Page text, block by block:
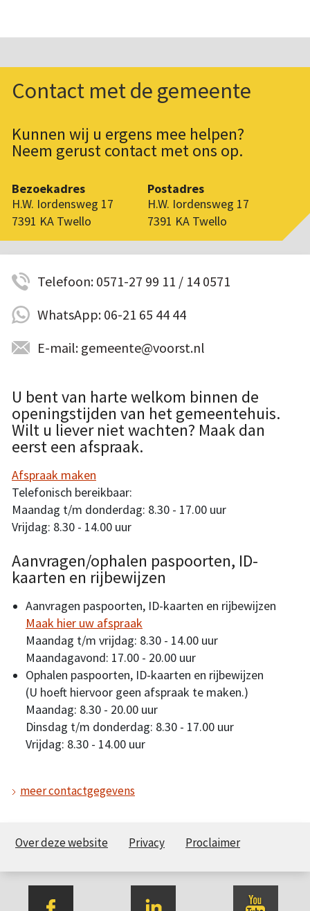
Contact met de gemeente
Kunnen wij u ergens mee helpen?
Neem gerust contact met ons op.
Bezoekadres
H.W. Iordensweg 17
7391 KA Twello
Postadres
H.W. Iordensweg 17
7391 KA Twello
Telefoon: 0571-27 99 11 / 14 0571
WhatsApp: 06-21 65 44 44
E-mail: gemeente@voorst.nl
U bent van harte welkom binnen de
openingstijden van het gemeentehuis.
Wilt u liever niet wachten? Maak dan
eerst een afspraak.
Afspraak maken
Telefonisch bereikbaar:
Maandag t/m donderdag: 8.30 - 17.00 uur
Vrijdag: 8.30 - 14.00 uur
Aanvragen/ophalen paspoorten, ID-
kaarten en rijbewijzen
Aanvragen paspoorten, ID-kaarten en rijbewijzen
Maak hier uw afspraak
Maandag t/m vrijdag: 8.30 - 14.00 uur
Maandagavond: 17.00 - 20.00 uur
Ophalen paspoorten, ID-kaarten en rijbewijzen
(U hoeft hiervoor geen afspraak te maken.)
Maandag: 8.30 - 20.00 uur
Dinsdag t/m donderdag: 8.30 - 17.00 uur
Vrijdag: 8.30 - 14.00 uur
meer contactgegevens
Over deze website Privacy Proclaimer